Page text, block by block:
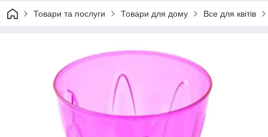
Товари та послуги Товари для дому Все для квітів